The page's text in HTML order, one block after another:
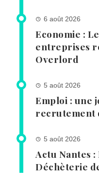
6 août 2026
Economie :
entreprises
Overlord
5 août 2026
Emploi : une
recrutement
5 août 2026
Actu Nantes
Déchèterie